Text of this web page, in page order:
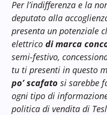
Per l’indifferenza e la
deputato alla
presenta un potenziale
elettrico di marca
semi-festivo,
tu ti presenti in questo
po’ scafato si sarebbe
ogni tipo di
politica di vendita di